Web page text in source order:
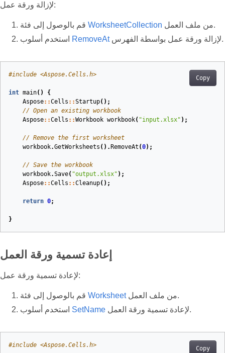
لإزالة ورقة عمل:
WorksheetCollection
من ملف العمل.
RemoveAt لإزالة ورقة عمل بواسطة الفهرس.
Copy
#include <Aspose.Cells.h>
int main()
{
Aspose::Cells ::Startup();
// Open an existing workbook
Aspose::Cells ::Workbook workbook( "input.xlsx" ) ;
// Remove the first worksheet
workbook.GetWorksheets (). RemoveAt (0);
// Save the workbook
workbook.Save( "output.xlsx" );
Aspose::Cells ::Cleanup();
return 0;
}
إعادة تسمية ورقة العمل
لإعادة تسمية ورقة عمل:
Worksheet
من ملف العمل.
SetName لإعادة تسمية ورقة العمل.
Copy
#include <Aspose.Cells.h>